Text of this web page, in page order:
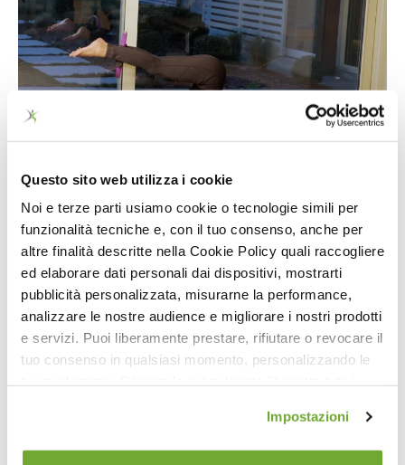
Questo sito web utilizza i cookie
Noi e terze parti usiamo cookie o tecnologie simili per
funzionalità tecniche e, con il tuo consenso, anche per
altre finalità descritte nella Cookie Policy quali raccogliere
ed elaborare dati personali dai dispositivi, mostrarti
pubblicità personalizzata, misurarne la performance,
analizzare le nostre audience e migliorare i nostri prodotti
e servizi. Puoi liberamente prestare, rifiutare o revocare il
tuo consenso in qualsiasi momento, personalizzando le
finalità indicate. Cliccando sul pulsante "Accetta cookie
tecnici" acconsenti all'uso dei soli cookie tecnici.
Impostazioni
28:22
09:34